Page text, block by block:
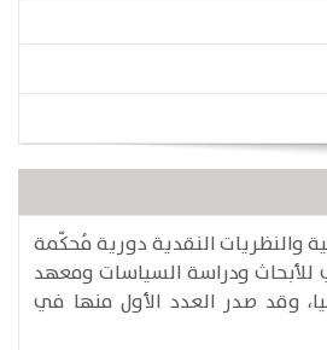
والنظريات النقدية دورية مُحكّمة
للأبحاث ودراسة السياسات ومعهد
وقد صدر العدد الأول منها في